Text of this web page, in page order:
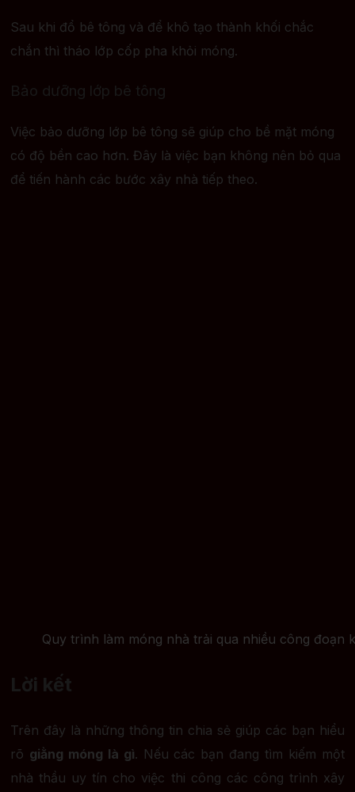
Sau khi đổ bê tông và để khô tạo thành khối chắc
chắn thì tháo lớp cốp pha khỏi móng.
Bảo dưỡng lớp bê tông
Việc bảo dưỡng lớp bê tông sẽ giúp cho bề mặt móng
có độ bền cao hơn. Đây là việc bạn không nên bỏ qua
để tiến hành các bước xây nhà tiếp theo.
Quy trình làm móng nhà trải qua nhiều công đoạn
Lời kết
Trên đây là những thông tin chia sẻ giúp các bạn hiểu
rõ giằng móng là gì. Nếu các bạn đang tìm kiếm một
nhà thầu uy tín cho việc thi công các công trình xây